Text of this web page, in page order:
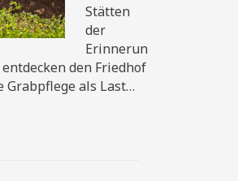
Stätten
der
Erinnerun
den Friedhof
Grabpflege als Last…